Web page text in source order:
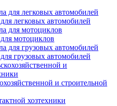
легковых автомобилей
мотоциклов
грузовых автомобилей
и строительной